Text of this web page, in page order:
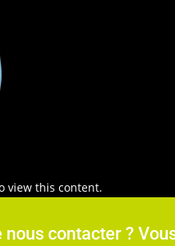
view this content.
nous contacter ?